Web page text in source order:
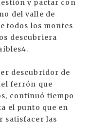
y pactar con
del valle de
todos los montes
descubriera
descubridor de
ferrón que
continuó tiempo
el punto que en
satisfacer las